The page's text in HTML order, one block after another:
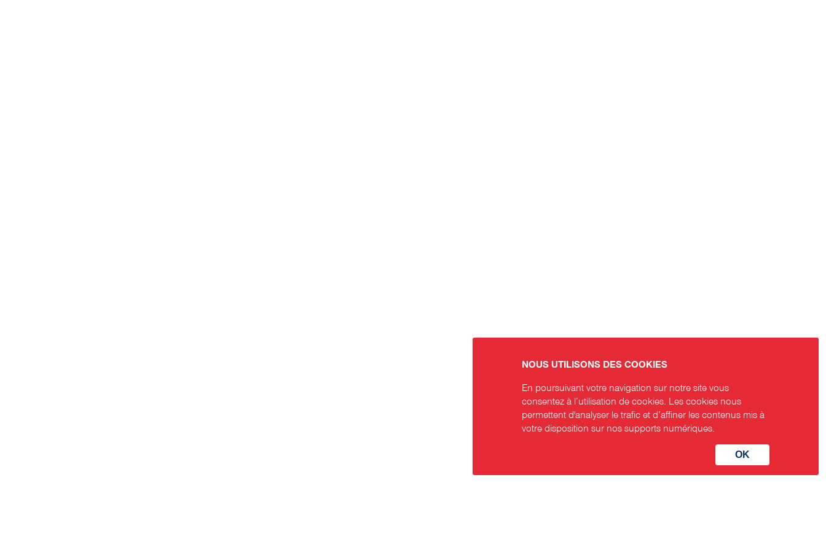
NOUS UTILISONS DES COOKIES
En poursuivant votre navigation sur notre site vous
consentez à l’utilisation de cookies. Les cookies nous
permettent d'analyser le trafic et d’affiner les contenus mis à
votre disposition sur nos supports numériques.